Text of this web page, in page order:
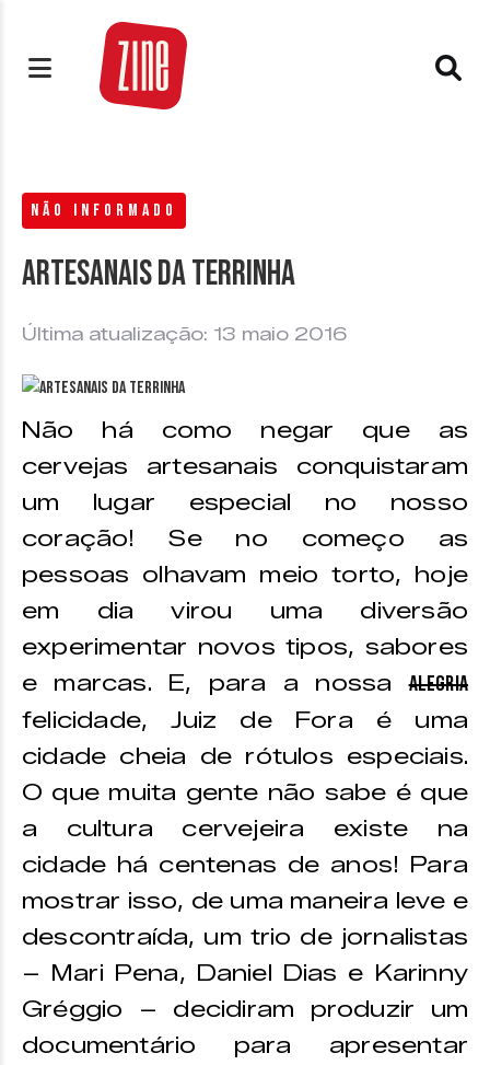
NÃO INFORMADO
Artesanais da terrinha
Última atualização: 13 maio 2016
Não há como negar que as
cervejas artesanais conquistaram
um lugar especial no nosso
coração! Se no começo as
pessoas olhavam meio torto, hoje
em dia virou uma diversão
experimentar novos tipos, sabores
e marcas. E, para a nossaalegria
felicidade, Juiz de Fora é uma
cidade cheia de rótulos especiais.
O que muita gente não sabe é que
a cultura cervejeira existe na
cidade há centenas de anos! Para
mostrar isso, de uma maneira leve e
descontraída, um trio de jornalistas
– Mari Pena, Daniel Dias e Karinny
Gréggio – decidiram produzir um
documentário para apresentar